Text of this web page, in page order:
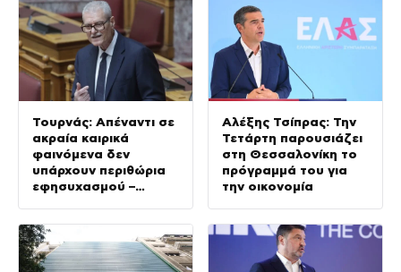
Τουρνάς: Απέναντι σε
ακραία καιρικά
φαινόμενα δεν
υπάρχουν περιθώρια
εφησυχασμού –
Αττικοβοιωτία
Αλέξης Τσίπρας: Την
Τετάρτη παρουσιάζει
στη Θεσσαλονίκη το
πρόγραμμά του για
την οικονομία